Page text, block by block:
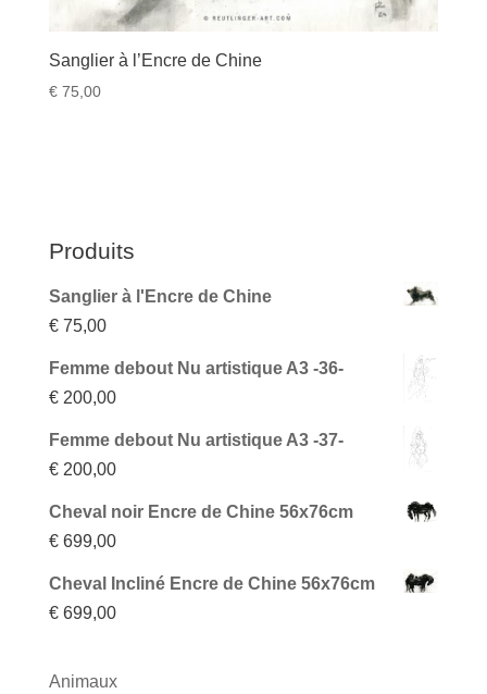
Sanglier à l’Encre de Chine
€75,00
Produits
Sanglier à l'Encre de Chine
€75,00
Femme debout Nu artistique A3 -36-
€200,00
Femme debout Nu artistique A3 -37-
€200,00
Cheval noir Encre de Chine 56x76cm
€699,00
Cheval Incliné Encre de Chine 56x76cm
€699,00
Animaux